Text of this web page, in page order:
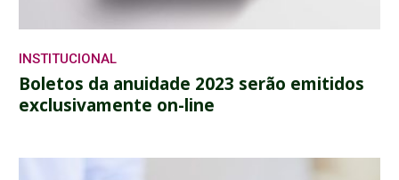
INSTITUCIONAL
Boletos da anuidade 2023 serão emitidos
exclusivamente on-line